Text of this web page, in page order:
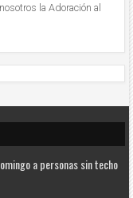
la Adoración al
a personas sin techo